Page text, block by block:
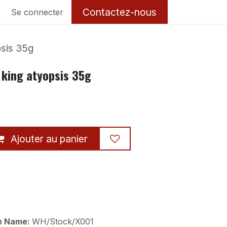
Se connecter Contactez-nous
35g
atyopsis 35g
Ajouter au panier
Name: WH/Stock/X001